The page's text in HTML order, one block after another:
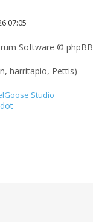
07:05
Software ©
harritapio, Pettis)
Studio